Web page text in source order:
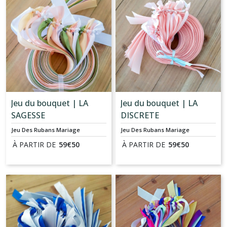
Jeu du bouquet | LA
SAGESSE
Jeu Des Rubans Mariage
À PARTIR DE 59€50
Jeu du bouquet | LA
DISCRETE
Jeu Des Rubans Mariage
À PARTIR DE 59€50